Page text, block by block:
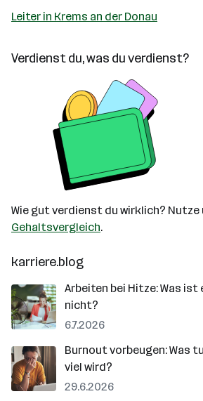
Leiter in Krems an der Donau
Verdienst du, was du verdienst?
Wie gut verdienst du wirklich? Nutze
Gehaltsvergleich.
karriere.blog
Arbeiten bei Hitze: Was ist
nicht?
6.7.2026
Burnout vorbeugen: Was
viel wird?
29.6.2026